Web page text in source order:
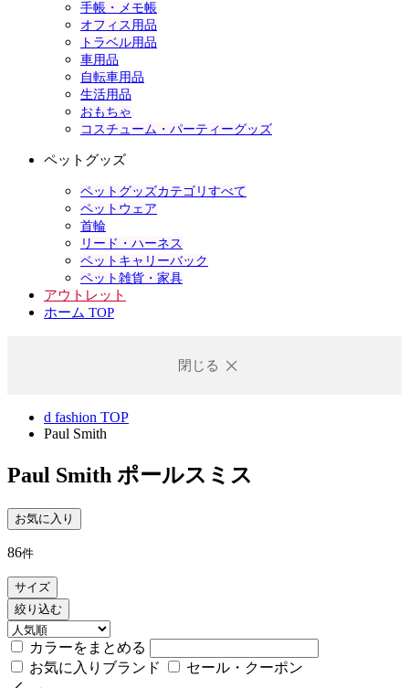
手帳・メモ帳
オフィス用品
トラベル用品
車用品
自転車用品
生活用品
おもちゃ
コスチューム・パーティーグッズ
ペットグッズ
ペットグッズカテゴリすべて
ペットウェア
首輪
リード・ハーネス
ペットキャリーバック
ペット雑貨・家具
アウトレット
ホーム TOP
閉じる
d fashion TOP
Paul Smith
Paul Smith ポールスミス
お気に入り
86件
サイズ
絞り込む
カラーをまとめる
お気に入りブランド
セール・クーポン